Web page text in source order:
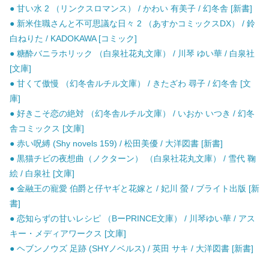
● 甘い水 2 （リンクスロマンス） / かわい 有美子 / 幻冬舎 [新書]
● 新米住職さんと不可思議な日々 2 （あすかコミックスDX） / 鈴
白ねりた / KADOKAWA [コミック]
● 糖酔バニラホリック （白泉社花丸文庫） / 川琴 ゆい華 / 白泉社
[文庫]
● 甘くて傲慢 （幻冬舎ルチル文庫） / きたざわ 尋子 / 幻冬舎 [文
庫]
● 好きこそ恋の絶対 （幻冬舎ルチル文庫） / いおか いつき / 幻冬
舎コミックス [文庫]
● 赤い呪縛 (Shy novels 159) / 松田美優 / 大洋図書 [新書]
● 黒猫チビの夜想曲（ノクターン） （白泉社花丸文庫） / 雪代 鞠
絵 / 白泉社 [文庫]
● 金融王の寵愛 伯爵と仔ヤギと花嫁と / 妃川 螢 / ブライト出版 [新
書]
● 恋知らずの甘いレシピ （BーPRINCE文庫） / 川琴ゆい華 / アス
キー・メディアワークス [文庫]
● ヘブンノウズ 足跡 (SHYノベルス) / 英田 サキ / 大洋図書 [新書]